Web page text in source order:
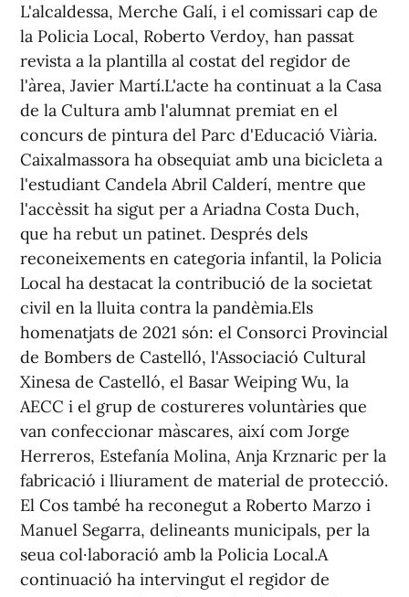
L'alcaldessa, Merche Galí, i el comissari cap de
la Policia Local, Roberto Verdoy, han passat
revista a la plantilla al costat del regidor de
l'àrea, Javier Martí.L'acte ha continuat a la Casa
de la Cultura amb l'alumnat premiat en el
concurs de pintura del Parc d'Educació Viària.
Caixalmassora ha obsequiat amb una bicicleta a
l'estudiant Candela Abril Calderí, mentre que
l'accèssit ha sigut per a Ariadna Costa Duch,
que ha rebut un patinet. Després dels
reconeixements en categoria infantil, la Policia
Local ha destacat la contribució de la societat
civil en la lluita contra la pandèmia.Els
homenatjats de 2021 són: el Consorci Provincial
de Bombers de Castelló, l'Associació Cultural
Xinesa de Castelló, el Basar Weiping Wu, la
AECC i el grup de costureres voluntàries que
van confeccionar màscares, així com Jorge
Herreros, Estefanía Molina, Anja Krznaric per la
fabricació i lliurament de material de protecció.
El Cos també ha reconegut a Roberto Marzo i
Manuel Segarra, delineants municipals, per la
seua col·laboració amb la Policia Local.A
continuació ha intervingut el regidor de